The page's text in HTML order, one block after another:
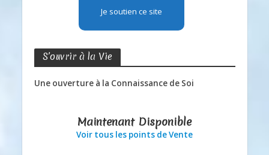
Je soutien ce site
S’ouvrir à la Vie
Une ouverture à la Connaissance de Soi
Maintenant Disponible
Voir tous les points de Vente